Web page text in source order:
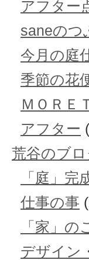
アフター
saneのつ
今月の庭
季節の花
ＭＯＲＥ
アフター
荒谷のブ
「庭」完
仕事の事
「家」の
デザイン